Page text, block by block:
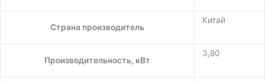
Страна производитель
Китай
Производительность, кВт
3,80